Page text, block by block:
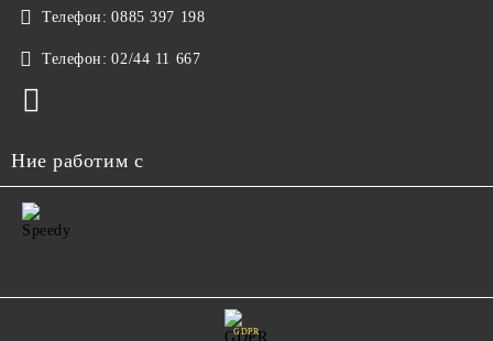
Телефон: 0885 397 198
Телефон: 02/44 11 667
Ние работим с
GDPR